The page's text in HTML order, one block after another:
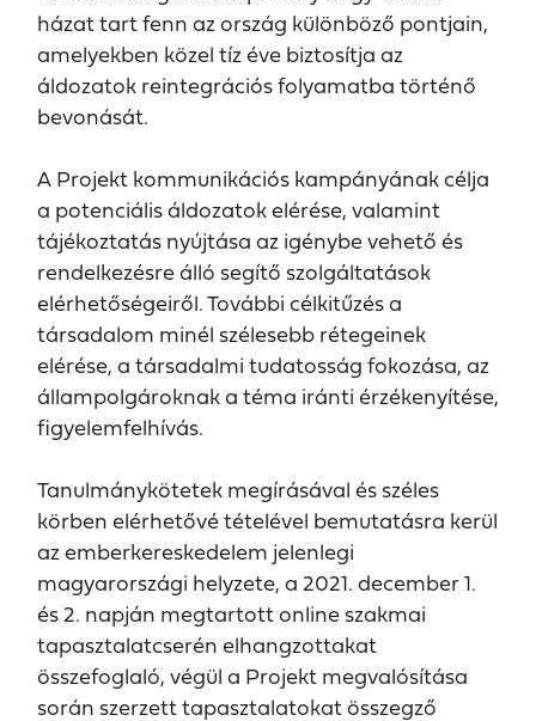
házat tart fenn az ország különböző pontjain,
amelyekben közel tíz éve biztosítja az
áldozatok reintegrációs folyamatba történő
bevonását.
A Projekt kommunikációs kampányának célja
a potenciális áldozatok elérése, valamint
tájékoztatás nyújtása az igénybe vehető és
rendelkezésre álló segítő szolgáltatások
elérhetőségeiről. További célkitűzés a
társadalom minél szélesebb rétegeinek
elérése, a társadalmi tudatosság fokozása, az
állampolgároknak a téma iránti érzékenyítése,
figyelemfelhívás.
Tanulmánykötetek megírásával és széles
körben elérhetővé tételével bemutatásra kerül
az emberkereskedelem jelenlegi
magyarországi helyzete, a 2021. december 1.
és 2. napján megtartott online szakmai
tapasztalatcserén elhangzottakat
összefoglaló, végül a Projekt megvalósítása
során szerzett tapasztalatokat összegző